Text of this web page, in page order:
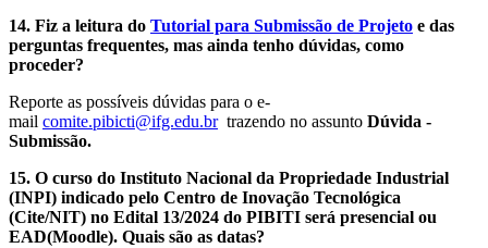
14. Fiz a leitura do Tutorial para Submissão de Projeto e das
perguntas frequentes, mas ainda tenho dúvidas, como
proceder?
Reporte as possíveis dúvidas para o e-
mail comite.pibicti@ifg.edu.brtrazendo no assunto Dúvida -
Submissão.
15. O curso do Instituto Nacional da Propriedade Industrial
(INPI) indicado pelo Centro de Inovação Tecnológica
(Cite/NIT) no Edital 13/2024 do PIBITI será presencial ou
EAD(Moodle). Quais são as datas?